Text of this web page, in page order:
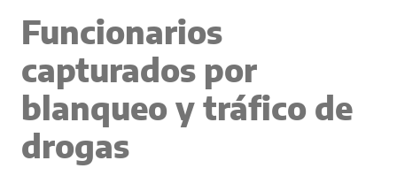
Funcionarios
capturados por
blanqueo y tráfico de
drogas